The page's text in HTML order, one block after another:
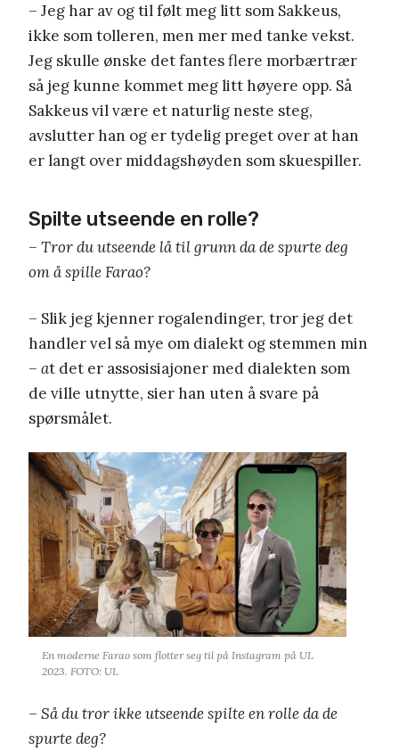
– Jeg har av og til følt meg litt som Sakkeus,
ikke som tolleren, men mer med tanke vekst.
Jeg skulle ønske det fantes flere morbærtrær
så jeg kunne kommet meg litt høyere opp. Så
Sakkeus vil være et naturlig neste steg,
avslutter han og er tydelig preget over at han
er langt over middagshøyden som skuespiller.
Spilte utseende en rolle?
– Tror du utseende lå til grunn da de spurte deg
om å spille Farao?
– Slik jeg kjenner rogalendinger, tror jeg det
handler vel så mye om dialekt og stemmen min
– at det er assosisiajoner med dialekten som
de ville utnytte, sier han uten å svare på
spørsmålet.
En moderne Farao som flotter seg til på Instagram på UL
2023. FOTO: UL
– Så du tror ikke utseende spilte en rolle da de
spurte deg?